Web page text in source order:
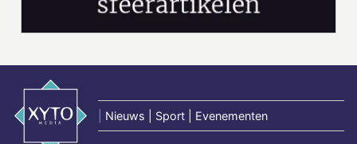
Nieuws | Sport | Evenementen